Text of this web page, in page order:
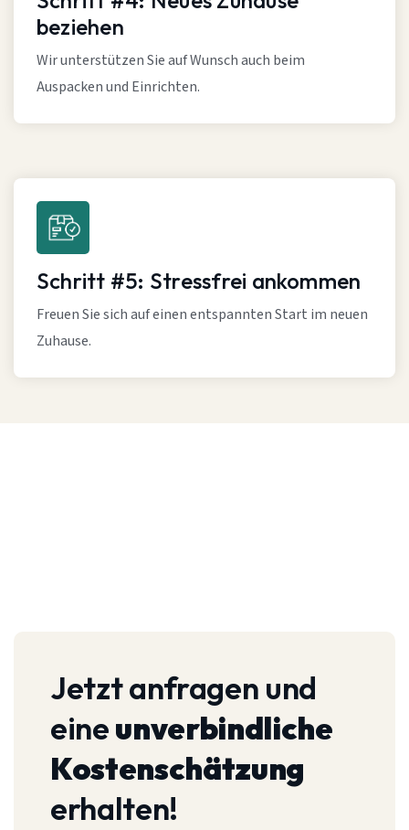
beziehen
Wir unterstützen Sie auf Wunsch auch beim
Auspacken und Einrichten.
Schritt #5: Stressfrei ankommen
Freuen Sie sich auf einen entspannten Start im neuen
Zuhause.
Jetzt anfragen und
eineunverbindliche
Kostenschätzung
erhalten!